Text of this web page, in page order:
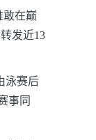
敢在巅
发近13
泳赛后
事同